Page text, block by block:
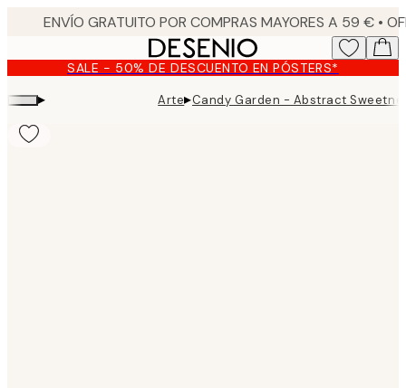
content.SALE - 50% DE DESCUENTO EN PÓSTERS*
▸ Arte▸Candy Garden - Abstract